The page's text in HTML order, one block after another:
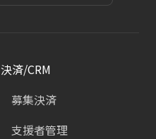
決済/CRM
募集決済
支援者管理